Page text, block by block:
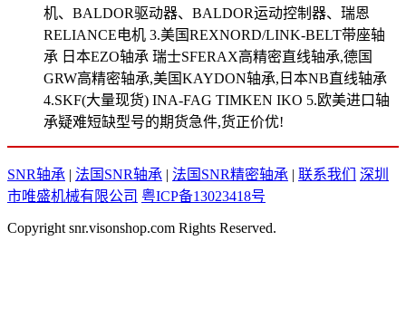
机、BALDOR驱动器、BALDOR运动控制器、瑞恩
RELIANCE电机 3.美国REXNORD/LINK-BELT带座轴
承 日本EZO轴承 瑞士SFERAX高精密直线轴承,德国
GRW高精密轴承,美国KAYDON轴承,日本NB直线轴承
4.SKF(大量现货) INA-FAG TIMKEN IKO 5.欧美进口轴
承疑难短缺型号的期货急件,货正价优!
SNR轴承 | 法国SNR轴承 | 法国SNR精密轴承 | 联系我们
深圳
市唯盛机械有限公司 粤ICP备13023418号
Copyright snr.visonshop.com Rights Reserved.